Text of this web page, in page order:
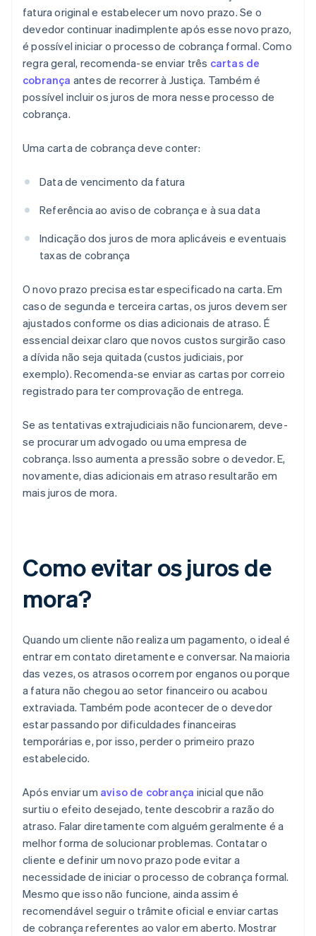
fatura original e estabelecer um novo prazo. Se o
devedor continuar inadimplente após esse novo prazo,
é possível iniciar o processo de cobrança formal. Como
regra geral, recomenda-se enviar três cartas de
cobrança antes de recorrer à Justiça. Também é
possível incluir os juros de mora nesse processo de
cobrança.
Uma carta de cobrança deve conter:
Data de vencimento da fatura
Referência ao aviso de cobrança e à sua data
Indicação dos juros de mora aplicáveis e eventuais
taxas de cobrança
O novo prazo precisa estar especificado na carta. Em
caso de segunda e terceira cartas, os juros devem ser
ajustados conforme os dias adicionais de atraso. É
essencial deixar claro que novos custos surgirão caso
a dívida não seja quitada (custos judiciais, por
exemplo). Recomenda-se enviar as cartas por correio
registrado para ter comprovação de entrega.
Se as tentativas extrajudiciais não funcionarem, deve-
se procurar um advogado ou uma empresa de
cobrança. Isso aumenta a pressão sobre o devedor. E,
novamente, dias adicionais em atraso resultarão em
mais juros de mora.
Como evitar os juros de
mora?
Quando um cliente não realiza um pagamento, o ideal é
entrar em contato diretamente e conversar. Na maioria
das vezes, os atrasos ocorrem por enganos ou porque
a fatura não chegou ao setor financeiro ou acabou
extraviada. Também pode acontecer de o devedor
estar passando por dificuldades financeiras
temporárias e, por isso, perder o primeiro prazo
estabelecido.
Após enviar um aviso de cobrança inicial que não
surtiu o efeito desejado, tente descobrir a razão do
atraso. Falar diretamente com alguém geralmente é a
melhor forma de solucionar problemas. Contatar o
cliente e definir um novo prazo pode evitar a
necessidade de iniciar o processo de cobrança formal.
Mesmo que isso não funcione, ainda assim é
recomendável seguir o trâmite oficial e enviar cartas
de cobrança referentes ao valor em aberto. Mostrar